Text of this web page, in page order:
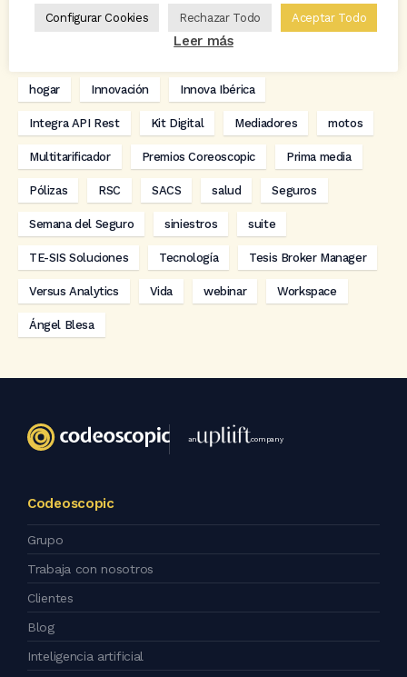
Codeoscopic Workspace Coverize Decesos
hogar Innovación Innova Ibérica
Integra API Rest Kit Digital Mediadores motos
Multitarificador Premios Coreoscopic Prima media
Pólizas RSC SACS salud Seguros
Semana del Seguro siniestros suite
TE-SIS Soluciones Tecnología Tesis Broker Manager
Versus Analytics Vida webinar Workspace
Ángel Blesa
an company
Codeoscopic
Grupo
Trabaja con nosotros
Clientes
Blog
Inteligencia artificial
Configurar Cookies Rechazar Todo Aceptar Todo
Leer más